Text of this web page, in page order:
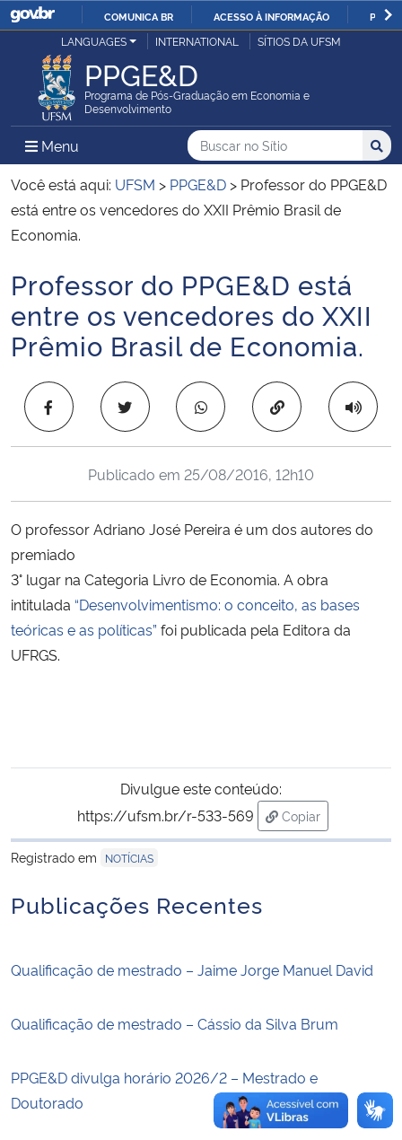
IR
O
COMUNICA BR ACESSO À INFORMAÇÃO
Ministério da Justiça e Segurança Pública
Ministério da Defesa
Ministério das Relações Exteriores
Ministério da Economia
Ministério da Infraestrutura
Ministério da Agricultura, Pecuária e Abastecimento
Ministério da Cidadania
Ministério da Ciência, Tecnologia, Inovações e Comunicações
Ministério do Meio Ambiente
Ministério do Turismo
Ministério da Mulher, da Família e dos Direitos Humanos
Secretaria-Geral
Banco Central do Brasil
Planalto
LANGUAGES INTERNATIONAL SÍTIOS DA UFSM
PPGE&D
Programa de Pós-Graduação em Economia e
Desenvolvimento
Menu Menu Principal do Sítio
Busca
Buscar no no Sítio
Busca:
Você está aqui: UFSM > PPGE&D > Professor do PPGE&D
está entre os vencedores do XXII Prêmio Brasil de
Economia.
Início do conteúdo
Professor do PPGE&D está
entre os vencedores do XXII
Prêmio Brasil de Economia.
Copiar para área
Publicado em 25/08/2016, 12h10
O professor Adriano José Pereira é um dos autores do
premiado
3° lugar na Categoria Livro de Economia. A obra
intitulada “Desenvolvimentismo: o conceito, as bases
teóricas e as políticas” foi publicada pela Editora da
UFRGS.
Divulgue este conteúdo:
https://ufsm.br/r-533-569
Copiar
para área de
Registrado em
NOTÍCIAS
Publicações Recentes
Qualificação de mestrado – Jaime Jorge Manuel David
Qualificação de mestrado – Cássio da Silva Brum
PPGE&D divulga horário 2026/2 – Mestrado e
Doutorado